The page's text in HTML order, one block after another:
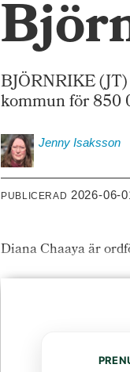
BJÖRNRIKE
kommun för 850
Jenny Isaksson
PUBLICERAD 2026-06-
Diana Chaaya är